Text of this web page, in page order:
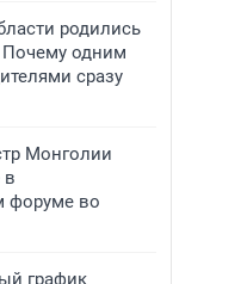
родились
Почему одним
сразу
Монголии
в
форуме во
график